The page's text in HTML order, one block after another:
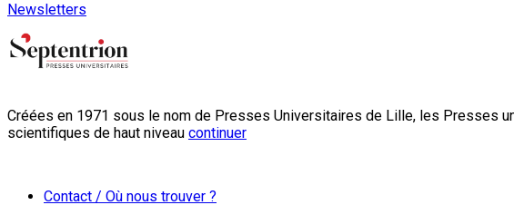
Newsletters
Créées en 1971 sous le nom de Presses Universitaires de Lille, les Presses
scientifiques de haut niveau continuer
Contact / Où nous trouver ?